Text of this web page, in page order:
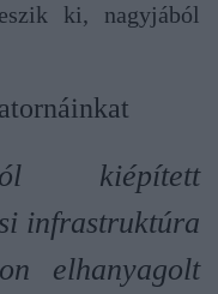
ki, nagyjából
kiépített
infrastruktúra
elhanyagolt